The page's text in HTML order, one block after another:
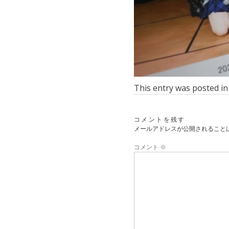
This entry was posted
コメントを残す
メールアドレスが公開されること
コメント ※